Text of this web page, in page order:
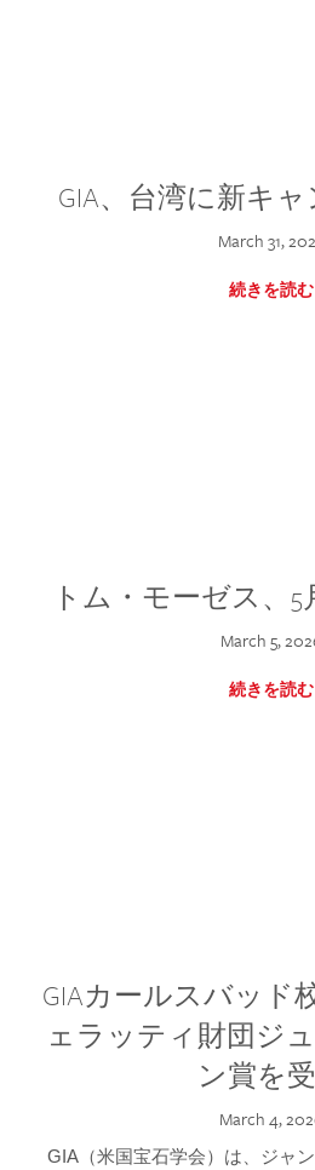
GIA、台湾に新キ
March 31,
続きを読む
トム・モーゼス、5
March 5,
続きを読む
GIAカールスバッド
ェラッティ財団ジ
ン賞を
March 4,
GIA（米国宝石学会）は、ジャ